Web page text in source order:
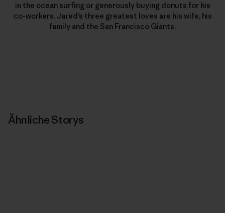
in the ocean surfing or generously buying donuts for his
co-workers. Jared’s three greatest loves are his wife, his
family and the San Francisco Giants.
Ähnliche Storys